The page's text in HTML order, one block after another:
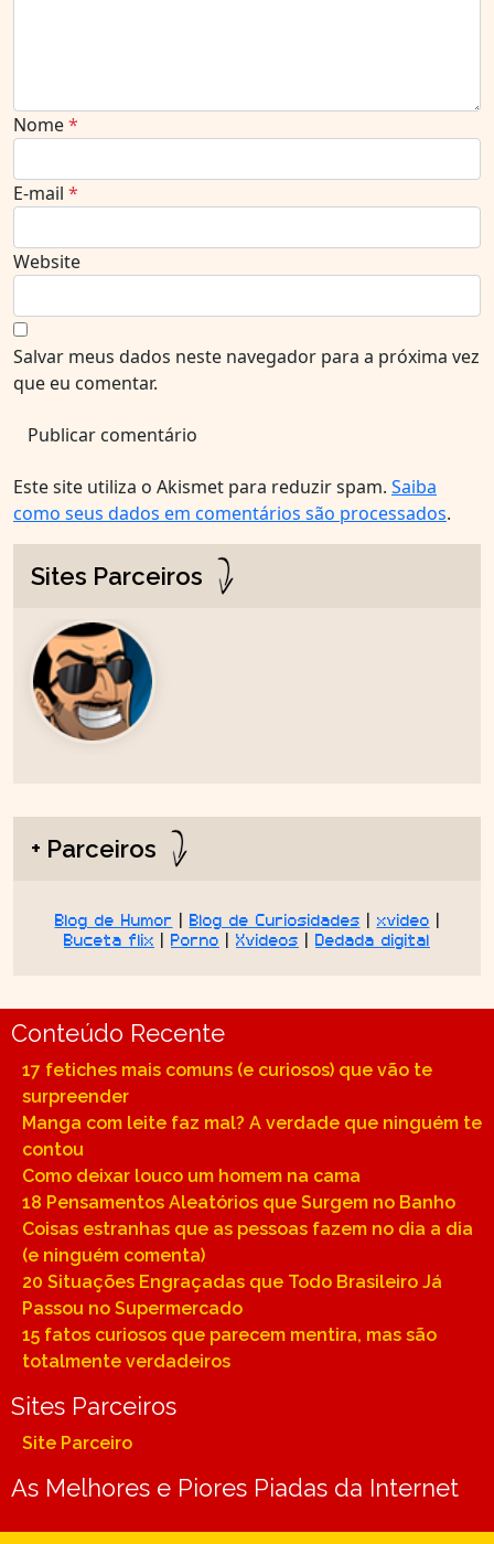
Nome*
E-mail *
Website
Salvar meus dados neste navegador para a próxima vez
que eu comentar.
Este site utiliza o Akismet para reduzir spam. Saiba
como seus dados em comentários são processados.
Sites Parceiros
+ Parceiros
Blog de Humor | Blog de Curiosidades | xvideo |
Buceta flix | Porno | Xvideos | Dedada digital
Conteúdo Recente
17 fetiches mais comuns (e curiosos) que vão te
surpreender
Manga com leite faz mal? A verdade que ninguém te
contou
Como deixar louco um homem na cama
18 Pensamentos Aleatórios que Surgem no Banho
Coisas estranhas que as pessoas fazem no dia a dia
(e ninguém comenta)
20 Situações Engraçadas que Todo Brasileiro Já
Passou no Supermercado
15 fatos curiosos que parecem mentira, mas são
totalmente verdadeiros
Sites Parceiros
Site Parceiro
As Melhores e Piores Piadas da Internet